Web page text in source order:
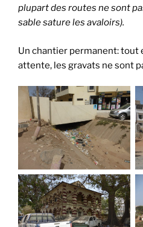
plupart des routes ne sont
sable sature les avaloirs).
Un chantier permanent: tout
attente, les gravats ne sont